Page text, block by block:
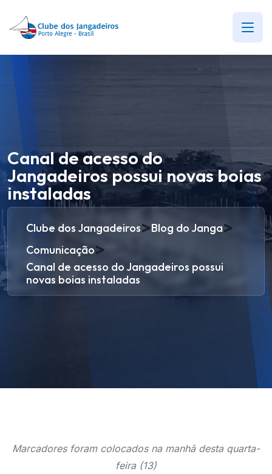
Canal de acesso do
Jangadeiros possui novas boias
instaladas
Clube dos Jangadeiros>Blog do Janga>
Comunicação>
Canal de acesso do Jangadeiros possui
novas boias instaladas
Marcadores foram colocados na manhã desta quarta-
feira (13)